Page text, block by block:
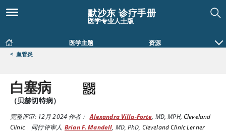
默沙东 诊疗手册
医学专业人士版
医学主题 资源
< 血管炎
白塞病
（贝赫切特病）
完整评审:12月 2024作者： Alexandra Villa-Forte, MD, MPH,Cleveland
Clinic| 同行评审人 Brian F. Mandell, MD, PhD, Cleveland Clinic Lerner